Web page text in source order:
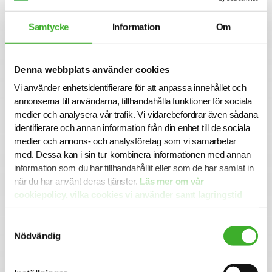
Samtycke Information Om
Denna webbplats använder cookies
Vi använder enhetsidentifierare för att anpassa innehållet och
annonserna till användarna, tillhandahålla funktioner för sociala
medier och analysera vår trafik. Vi vidarebefordrar även sådana
identifierare och annan information från din enhet till de sociala
medier och annons- och analysföretag som vi samarbetar
med. Dessa kan i sin tur kombinera informationen med annan
information som du har tillhandahållit eller som de har samlat in
när du har använt deras tjänster. Läs mer om vår
cookiepolicy, vilka cookies vi använder samt lagringstid
här.
Nödvändig
social, ekonomisk och miljömässig hållbarhet som ger
och för fler.
Om företaget
Trianon är ett entreprenörsdrivet och expansivt
förvaltar, utvecklar samt bygger bostäder och
kommersiella fastigheter i Malmö med omnejd. Vi verkar
för ett hållbart boende och en hållbar stadsutveckling för
både människa och samhälle – alltid med ett arbetssätt
som präglas av flexibilitet, lyhördhet och hög servicenivå.
Idag är vi börsnoterade på Nasdaq Stockholm och vårt
fastighetsbestånd har ett marknadsvärde på cirka 12
Mdkr. Med engagemang, nytänkande och mod som
värdegrund vill vi på Trianon göra Malmöregionen till en
ännu bättre plats att bo och verka i. För mer information
Ansökan